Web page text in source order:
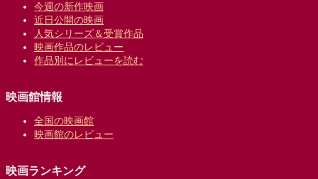
今週の新作映画
近日公開の映画
人気シリーズ＆受賞作品
映画作品のレビュー
作品別にレビューを読む
映画館情報
全国の映画館
映画館のレビュー
映画ランキング